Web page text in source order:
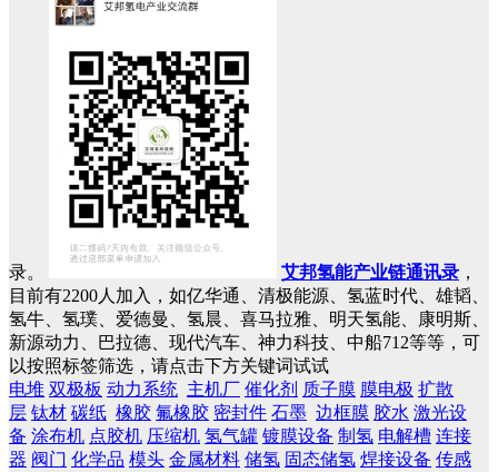
录。 艾邦氢能产业链通讯录 ，
目前有2200人加入，如亿华通、清极能源、氢蓝时代、雄韬、
氢牛、氢璞、爱德曼、氢晨、喜马拉雅、明天氢能、康明斯、
新源动力、巴拉德、现代汽车、神力科技、中船712等等，可
以按照标签筛选，请点击下方关键词试试
电堆 双极板 动力系统 主机厂 催化剂 质子膜 膜电极 扩散
层 钛材 碳纸 橡胶 氟橡胶 密封件 石墨 边框膜 胶水 激光设
备 涂布机 点胶机 压缩机 氢气罐 镀膜设备 制氢 电解槽 连接
器 阀门 化学品 模头 金属材料 储氢 固态储氢 焊接设备 传感